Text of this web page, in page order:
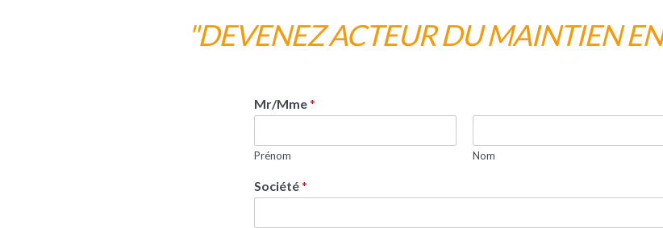
"DEVENEZ ACTEUR DU MAINTIEN
Mr/Mme*
Prénom Nom
Société*